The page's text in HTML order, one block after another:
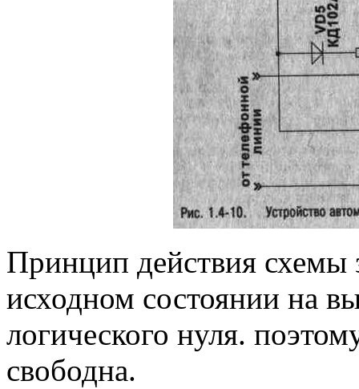
Принцип действия
исходном состоянии на
логического нуля.
свободна.